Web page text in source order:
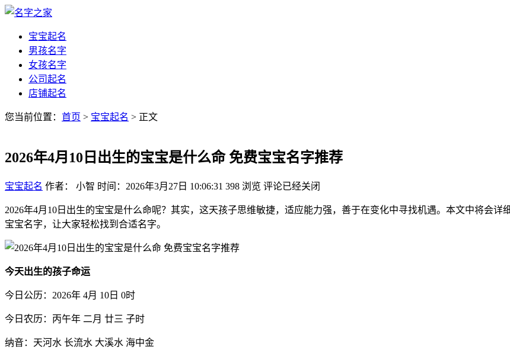
宝宝起名
男孩名字
女孩名字
公司起名
店铺起名
您当前位置： 首页 > 宝宝起名 > 正文
2026年4月10日出生的宝宝是什么命 免费宝宝名字推荐
宝宝起名 作者： 小智 时间：2026年3月27日 10:06:31 398 浏览 评论已经关闭
2026年4月10日出生的宝宝是什么命呢？其实，这天孩子思维敏捷，适应能力强，善于在变化中寻找机遇。本文中将会
宝宝名字，让大家轻松找到合适名字。
今天出生的孩子命运
今日公历：2026年 4月 10日 0时
今日农历：丙午年 二月 廿三 子时
纳音：天河水 长流水 大溪水 海中金